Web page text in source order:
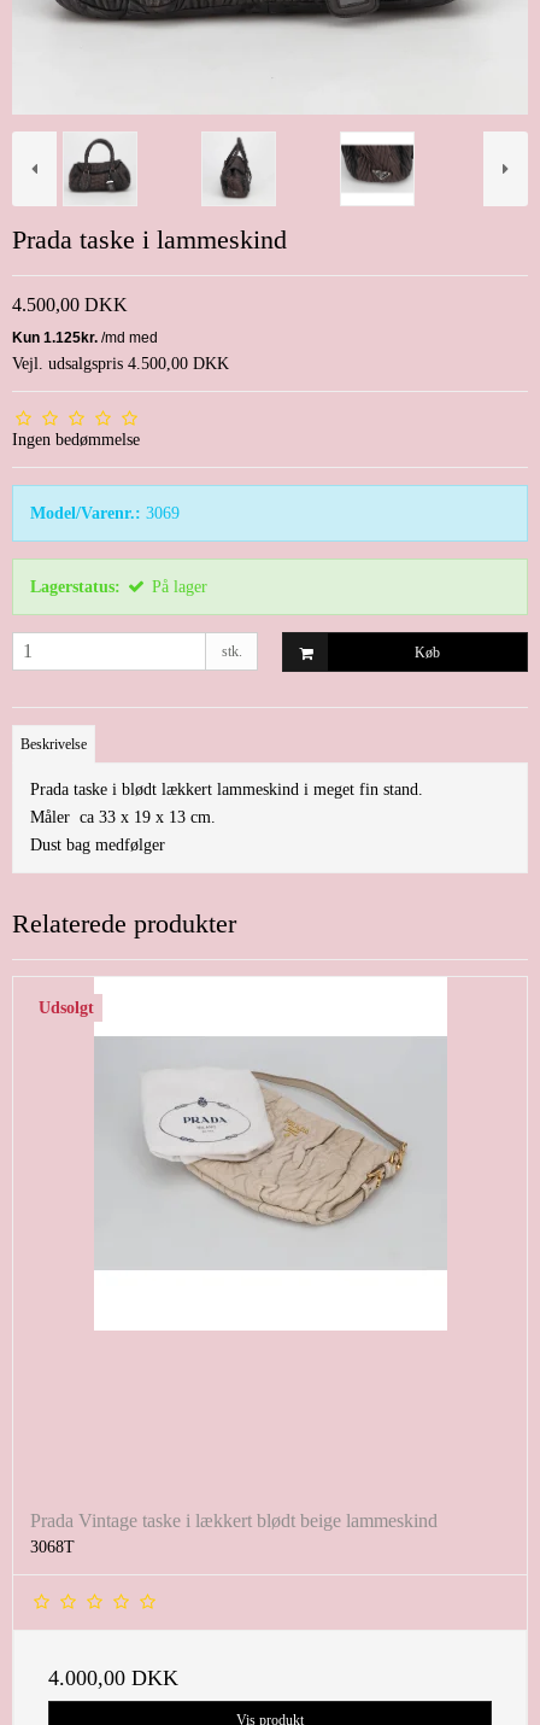
Prada taske i lammeskind
4.500,00 DKK
Vejl. udsalgspris 4.500,00 DKK
Ingen bedømmelse
Model/Varenr.: 3069
Lagerstatus: På lager
stk. Køb
Beskrivelse
Prada taske i blødt lækkert lammeskind i meget fin stand.
Måler ca 33 x 19 x 13 cm.
Dust bag medfølger
Relaterede produkter
Udsolgt
Prada Vintage taske i lækkert blødt beige lammeskind
3068T
4.000,00 DKK
Vis produkt